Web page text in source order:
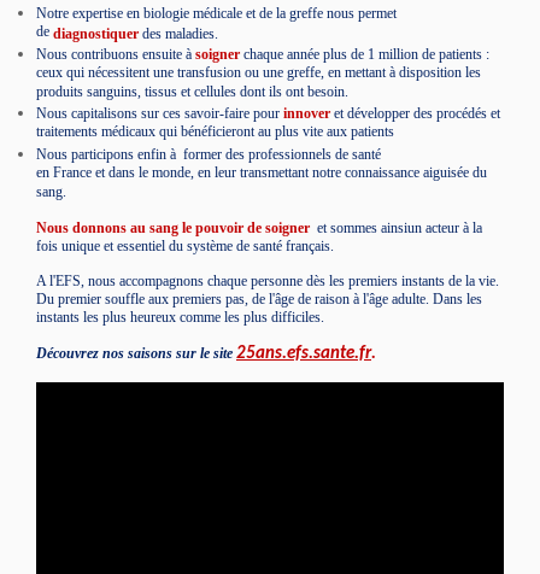
Notre expertise en biologie médicale et de la greffe nous permet
de diagnostiquer des maladies.
Nous contribuons ensuite à soigner chaque année plus de 1 million de patients :
ceux qui nécessitent une transfusion ou une greffe, en mettant à disposition les
produits sanguins, tissus et cellules dont ils ont besoin.
Nous capitalisons sur ces savoir-faire pour innover et développer des procédés et
traitements médicaux qui bénéficieront au plus vite aux patients
Nous participons enfin à former des professionnels de santé
en France et dans le monde, en leur transmettant notre connaissance aiguisée du
sang.
Nous donnons au sang le pouvoir de soigner et sommes ainsiun acteur à la
fois unique et essentiel du système de santé français.
A l'EFS, nous accompagnons chaque personne dès les premiers instants de la vie.
Du premier souffle aux premiers pas, de l'âge de raison à l'âge adulte. Dans les
instants les plus heureux comme les plus difficiles.
Découvrez nos saisons sur le site 25ans.efs.sante.fr.